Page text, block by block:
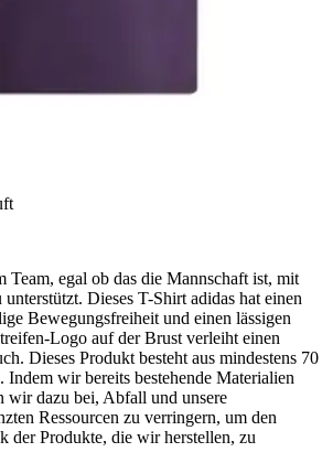
Team, egal ob das die Mannschaft ist, mit
Dieses T-Shirt adidas hat einen
Bewegungsfreiheit und einen lässigen
Logo auf der Brust verleiht einen
Dieses Produkt besteht aus mindestens 70
Indem wir bereits bestehende Materialien
wir dazu bei, Abfall und unsere
Ressourcen zu verringern, um den
der Produkte, die wir herstellen, zu